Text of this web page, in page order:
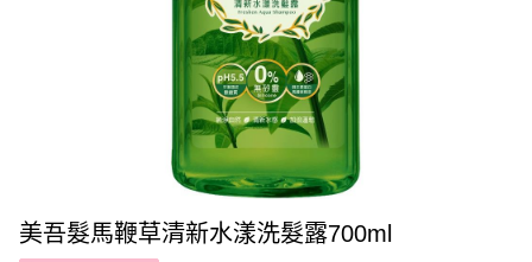
美吾髮馬鞭草清新水漾洗髮露700ml